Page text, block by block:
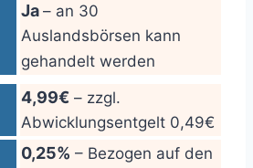
Ja – an 30
Auslandsbörsen kann
gehandelt werden
4,99€ – zzgl.
Abwicklungsentgelt 0,49€
0,25% – Bezogen auf den